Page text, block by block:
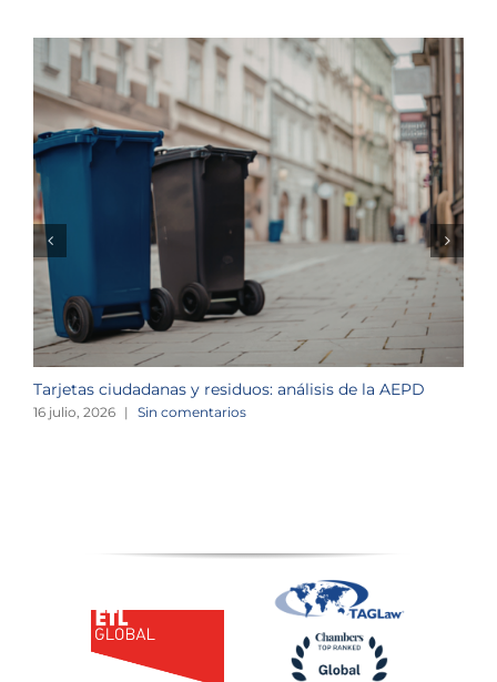
Tarjetas ciudadanas y residuos: análisis de la AEPD
16 julio, 2026 | Sin comentarios